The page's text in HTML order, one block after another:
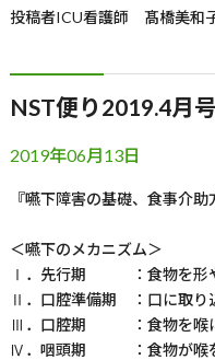
投稿者ICU看護師 髙橋美和
NST便り2019.4月号
2019年06月13日
『嚥下障害の基礎、食事介助
＜嚥下のメカニズム＞
Ⅰ．先行期 ：食物を形や
Ⅱ．口腔準備期 ：口に取り
Ⅲ．口腔期 ：食物を喉に
Ⅳ．咽頭期 ：食物が喉